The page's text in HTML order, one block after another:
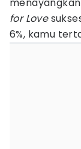
for Love
6%, kamu